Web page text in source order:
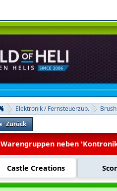
Elektronik / Fernsteuerzub.
Zurück
Warengruppen neben
Castle Creations